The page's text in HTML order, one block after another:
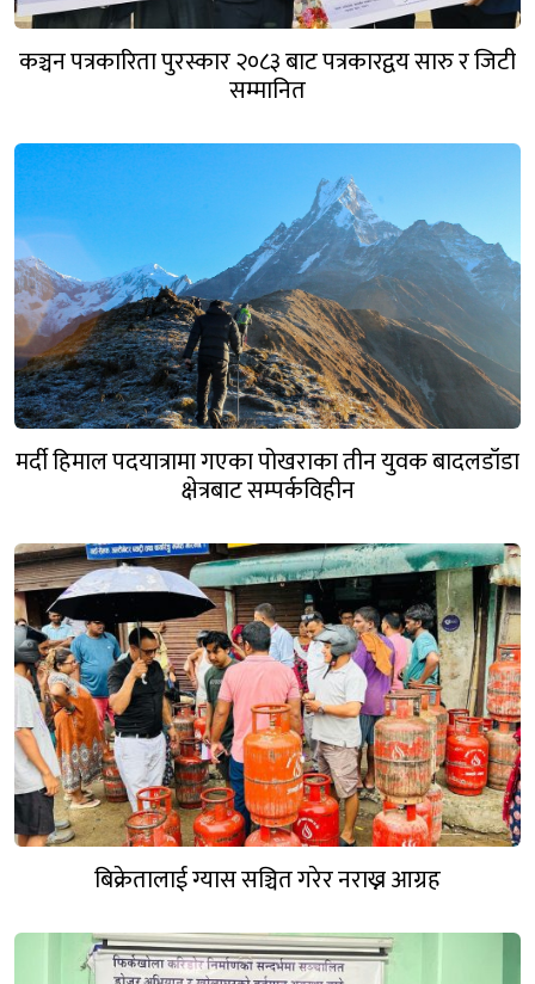
कञ्चन पत्रकारिता पुरस्कार २०८३ बाट पत्रकारद्वय सारु र जिटी
सम्मानित
मर्दी हिमाल पदयात्रामा गएका पोखराका तीन युवक बादलडाँडा
क्षेत्रबाट सम्पर्कविहीन
बिक्रेतालाई ग्यास सञ्चित गरेर नराख्न आग्रह